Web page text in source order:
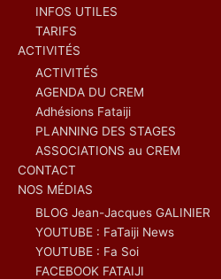
INFOS UTILES
TARIFS
ACTIVITÉS
ACTIVITÉS
AGENDA DU CREM
Adhésions Fataiji
PLANNING DES STAGES
ASSOCIATIONS au CREM
CONTACT
NOS MÉDIAS
BLOG Jean-Jacques GALINIER
YOUTUBE : FaTaiji News
YOUTUBE : Fa Soi
FACEBOOK FATAIJI